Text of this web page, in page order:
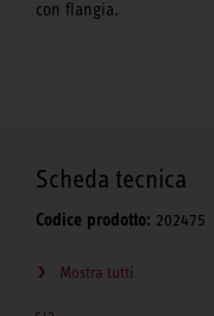
con flangia.
Scheda tecnica
Codice prodotto: 202475
Mostra tutti